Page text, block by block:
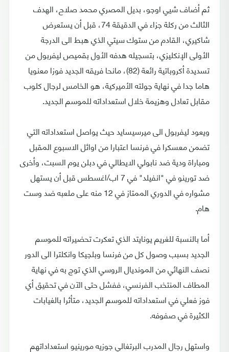
ثم أضاف شيي اوجو، بديل المصري محمد صلاح، الهدف
الثالث من ركلة جزاء في الدقيقة 74، قبل أن يستعرض
شاكيري، القادم من ستوك سيتي الذي هبط الى الدرجة
الأولى الإنكليزي، بتسجيله هدفه الأول بقميص ليفربول من
تسديدة أكروباتية رائعة (82)، مانحا فريقه الجديد فوزا معنويا
هاما جدا في نهاية جولته الأميركية، هو الخامس لرجال كلوب
مقابل تعادل وهزيمة خلال استعداداته للموسم الجديد.
ويعود ليفربول الى ميرسيسايد حيث يواصل استعداداته التي
تضمن معسكرا في فرنسا اعتبارا من اوائل الاسبوع المقبل
ومباراة ودية ضد نابولي الايطالي في دبلن يوم السبت، وأخرى
ضد تورينو في "انفيلد" في 7 اب/اغسطس قبل أن يستهل
مشواره في الدوري الممتاز في 12 منه على ملعبه ضد وست
هام.
أما بالنسبة للغريم يونايتد الذي تعكرت تحضيراته للموسم
الجديد بسبب وصول كل من فرنسا وبلجيكا وانكلترا الى الدور
نصف النهائي من المونديال الروسي الذي توج به في نهاية
المطاف المنتخب الفرنسي، ففشل حتى الآن في تحقيق أي
فوز فعلي في استعداداته للموسم الجديد، متأثرا بالغيابات
الكثيرة في صفوفه.
واستهل رجال المدرب البرتغالي جوزيه مورينيو استعداداتهم